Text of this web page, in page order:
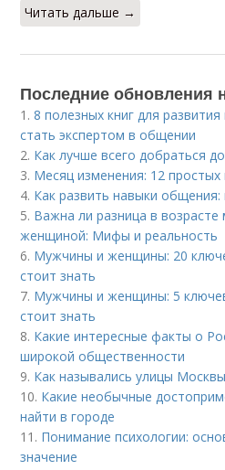
Читать дальше →
Последние обновления
1.8 полезных книг для
стать экспертом в общении
2. Как лучше всего добраться
3. Месяц изменения: 12
4. Как развить навыки общения:
5. Важна ли разница в
женщиной: Мифы и реальность
6. Мужчины и женщины: 20
стоит знать
7. Мужчины и женщины: 5
стоит знать
8. Какие интересные факты о
широкой общественности
9. Как назывались улицы
10. Какие необычные
найти в городе
11. Понимание психологии:
значение